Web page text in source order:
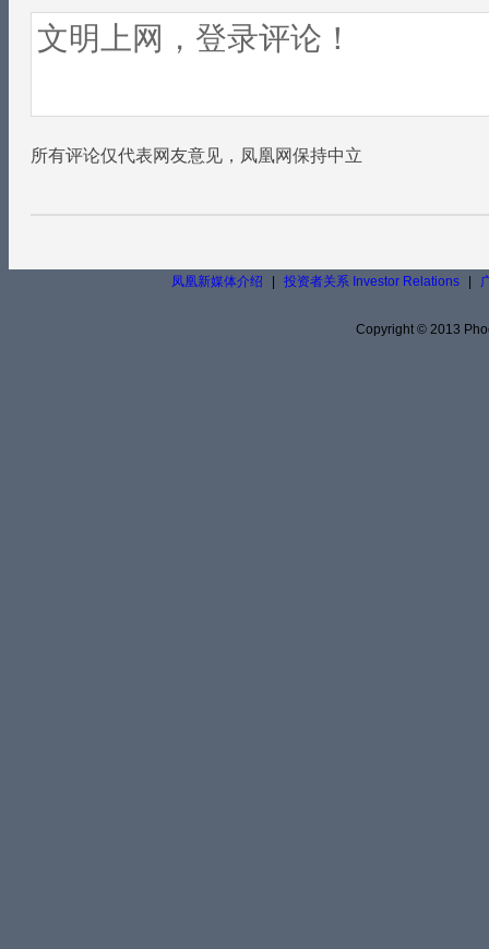
所有评论仅代表网友意见，凤凰网保持中立
凤凰新媒体介绍 投资者关系 Investor Relations
Copyright © 2013